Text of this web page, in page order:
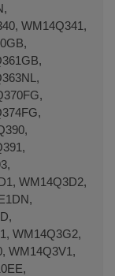
WM14Q341,
WM14Q3D2,
WM14Q3G2,
WM14Q3V1,